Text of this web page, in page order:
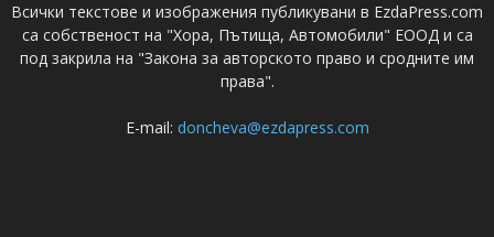
Всички текстове и изображения публикувани в EzdaPress.com
са собственост на "Хора, Пътища, Автомобили" ЕООД и са
под закрила на "Закона за авторското право и сродните им
права".
E-mail: doncheva@ezdapress.com